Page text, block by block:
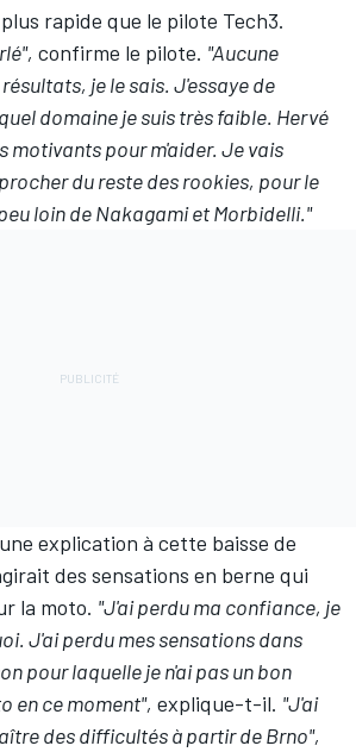
rapide que le pilote Tech3.
confirme le pilote. "Aucune
je le sais. J'essaye de
domaine je suis très faible. Hervé
motivants pour m'aider. Je vais
du reste des rookies, pour le
loin de Nakagami et Morbidelli."
explication à cette baisse de
des sensations en berne qui
la moto. "J'ai perdu ma confiance, je
J'ai perdu mes sensations dans
pour laquelle je n'ai pas un bon
en ce moment", explique-t-il. "J'ai
des difficultés à partir de Brno",